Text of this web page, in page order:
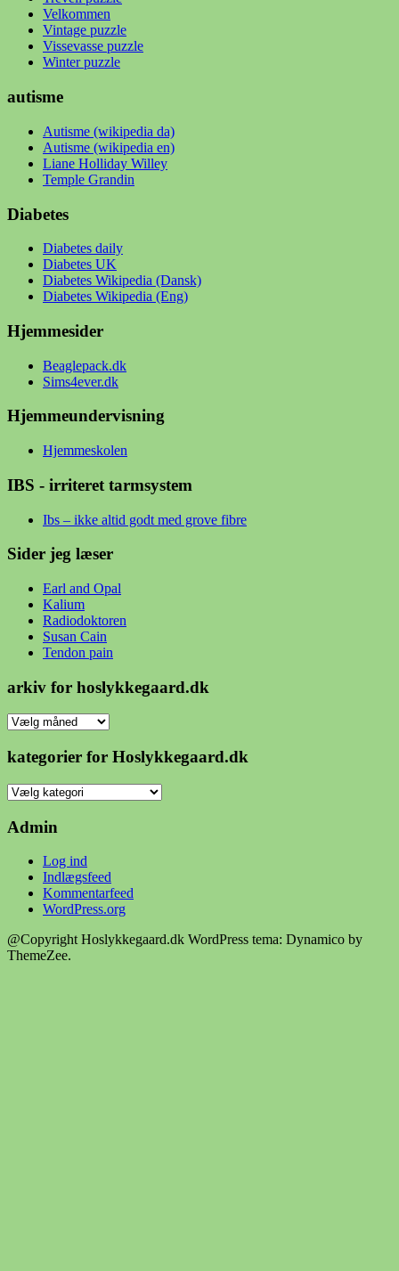
Velkommen
Vintage puzzle
Vissevasse puzzle
Winter puzzle
autisme
Autisme (wikipedia da)
Autisme (wikipedia en)
Liane Holliday Willey
Temple Grandin
Diabetes
Diabetes daily
Diabetes UK
Diabetes Wikipedia (Dansk)
Diabetes Wikipedia (Eng)
Hjemmesider
Beaglepack.dk
Sims4ever.dk
Hjemmeundervisning
Hjemmeskolen
IBS - irriteret tarmsystem
Ibs – ikke altid godt med grove fibre
Sider jeg læser
Earl and Opal
Kalium
Radiodoktoren
Susan Cain
Tendon pain
arkiv for hoslykkegaard.dk
arkiv
hoslykkegaard.dk
kategorier for Hoslykkegaard.dk
kategorier
Hoslykkegaard.dk
Admin
Log ind
Indlægsfeed
Kommentarfeed
WordPress.org
@Copyright Hoslykkegaard.dk WordPress tema: Dynamico by
ThemeZee.